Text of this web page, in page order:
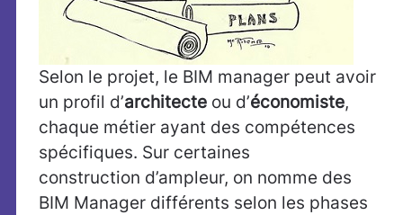
Selon le projet, le BIM manager peut avoir
un profil d’architecte ou d’économiste,
chaque métier ayant des compétences
spécifiques. Sur certaines
construction d’ampleur, on nomme des
BIM Manager différents selon les phases